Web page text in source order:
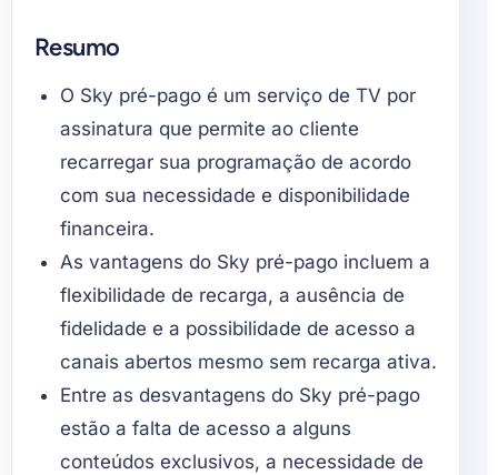
Resumo
O Sky pré-pago é um serviço de TV por
assinatura que permite ao cliente
recarregar sua programação de acordo
com sua necessidade e disponibilidade
financeira.
As vantagens do Sky pré-pago incluem a
flexibilidade de recarga, a ausência de
fidelidade e a possibilidade de acesso a
canais abertos mesmo sem recarga ativa.
Entre as desvantagens do Sky pré-pago
estão a falta de acesso a alguns
conteúdos exclusivos, a necessidade de